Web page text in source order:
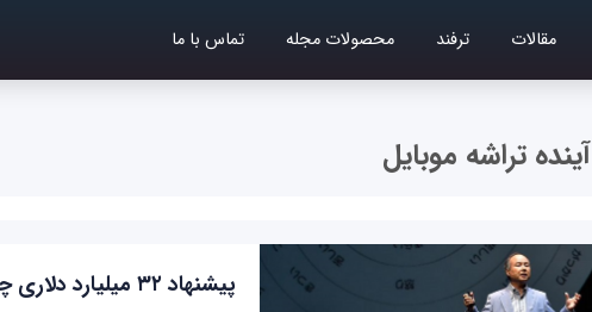
مقالات ترفند محصولات مجله تماس با ما
آینده تراشه موبایل
پیشنهاد ۳۲ میلیارد دلاری چشم‌بادامی‌‌ها به شرکت آرم